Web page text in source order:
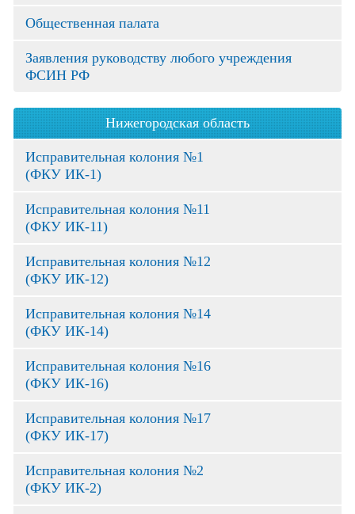
Общественная палата
Заявления руководству любого учреждения
ФСИН РФ
Нижегородская область
Исправительная колония №1
(ФКУ ИК-1)
Исправительная колония №11
(ФКУ ИК-11)
Исправительная колония №12
(ФКУ ИК-12)
Исправительная колония №14
(ФКУ ИК-14)
Исправительная колония №16
(ФКУ ИК-16)
Исправительная колония №17
(ФКУ ИК-17)
Исправительная колония №2
(ФКУ ИК-2)